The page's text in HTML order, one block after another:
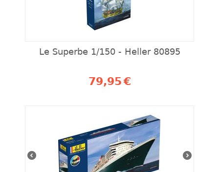
Le Superbe 1/150 - Heller 80895
79,95€